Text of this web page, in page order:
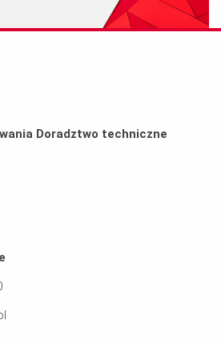
Doradztwo techniczne